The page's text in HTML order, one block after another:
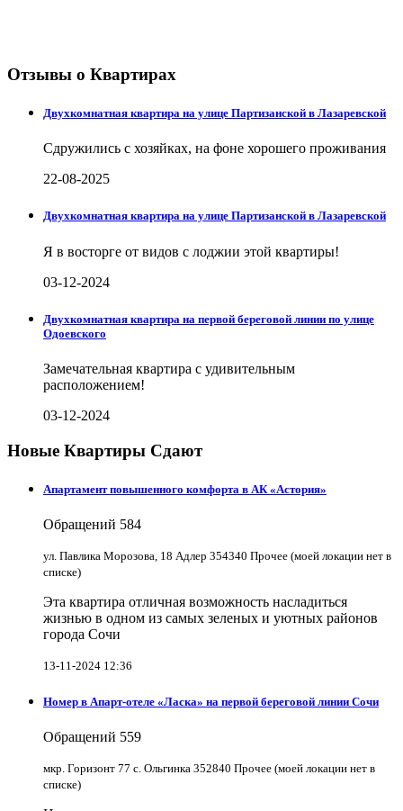
Отзывы о Квартирах
Двухкомнатная квартира на улице Партизанской в Лазаревской
Сдружились с хозяйках, на фоне хорошего проживания
22-08-2025
Двухкомнатная квартира на улице Партизанской в Лазаревской
Я в восторге от видов с лоджии этой квартиры!
03-12-2024
Двухкомнатная квартира на первой береговой линии по улице
Одоевского
Замечательная квартира с удивительным
расположением!
03-12-2024
Новые Квартиры Сдают
Апартамент повышенного комфорта в АК «Астория»
Обращений 584
ул. Павлика Морозова, 18 Адлер 354340 Прочее (моей локации нет в
списке)
Эта квартира отличная возможность насладиться
жизнью в одном из самых зеленых и уютных районов
города Сочи
13-11-2024 12:36
Номер в Апарт-отеле «Ласка» на первой береговой линии Сочи
Обращений 559
мкр. Горизонт 77 с. Ольгинка 352840 Прочее (моей локации нет в
списке)